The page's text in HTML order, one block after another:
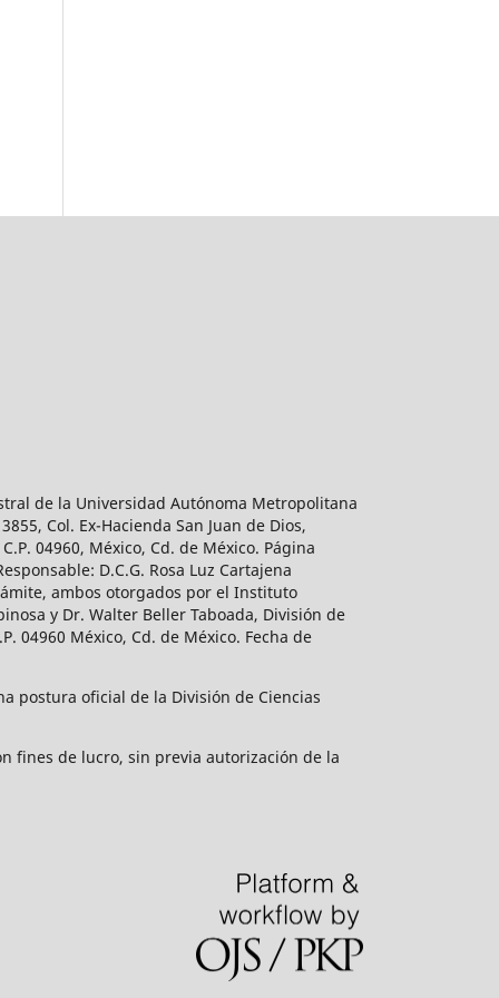
de la Universidad Autónoma Metropolitana
Col. Ex-Hacienda San Juan de Dios,
04960, México, Cd. de México. Página
D.C.G. Rosa Luz Cartajena
ambos otorgados por el Instituto
y Dr. Walter Beller Taboada, División de
04960 México, Cd. de México. Fecha de
postura oficial de la División de Ciencias
fines de lucro, sin previa autorización de la